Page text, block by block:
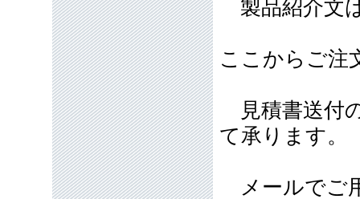
製品紹介文
ここからご注
見積書送付
て承ります。
メールでご